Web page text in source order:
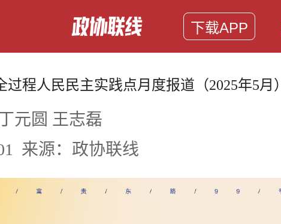
下载APP
过程人民民主实践点月度报道（2025年5月）
元圆 王志磊
来源：政协联线